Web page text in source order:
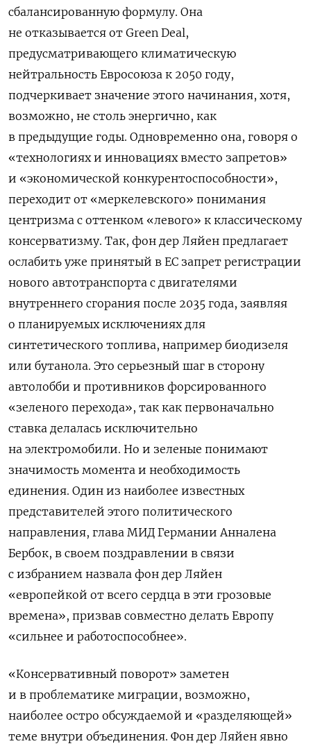
сбалансированную формулу. Она
не отказывается от Green Deal,
предусматривающего климатическую
нейтральность Евросоюза к 2050 году,
подчеркивает значение этого начинания, хотя,
возможно, не столь энергично, как
в предыдущие годы. Одновременно она, говоря о
«технологиях и инновациях вместо запретов»
и «экономической конкурентоспособности»,
переходит от «меркелевского» понимания
центризма с оттенком «левого» к классическому
консерватизму. Так, фон дер Ляйен предлагает
ослабить уже принятый в ЕС запрет регистрации
нового автотранспорта с двигателями
внутреннего сгорания после 2035 года, заявляя
о планируемых исключениях для
синтетического топлива, например биодизеля
или бутанола. Это серьезный шаг в сторону
автолобби и противников форсированного
«зеленого перехода», так как первоначально
ставка делалась исключительно
на электромобили. Но и зеленые понимают
значимость момента и необходимость
единения. Один из наиболее известных
представителей этого политического
направления, глава МИД Германии Анналена
Бербок, в своем поздравлении в связи
с избранием назвала фон дер Ляйен
«европейкой от всего сердца в эти грозовые
времена», призвав совместно делать Европу
«сильнее и работоспособнее».
«Консервативный поворот» заметен
и в проблематике миграции, возможно,
наиболее остро обсуждаемой и «разделяющей»
теме внутри объединения. Фон дер Ляйен явно